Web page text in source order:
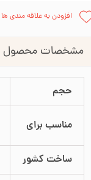
افزودن به علاقه مندی ها
مشخصات محصول
حجم
مناسب برای
ساخت کشور